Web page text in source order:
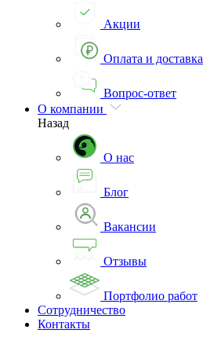
Акции
Оплата и доставка
Вопрос-ответ
О компании
Назад
О нас
Блог
Вакансии
Отзывы
Портфолио работ
Сотрудничество
Контакты